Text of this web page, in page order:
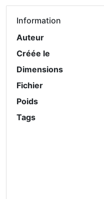
Information
Auteur
Créée le
Dimensions
Fichier
Poids
Tags